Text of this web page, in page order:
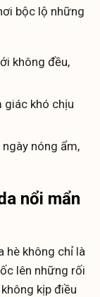
bộc lộ những
không đều,
giác khó chịu
nóng ẩm,
nổi mẩn
hè không chỉ là
lên những rối
kịp điều